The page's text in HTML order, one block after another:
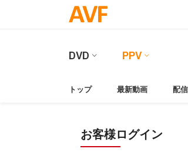
DVD PPV
トップ 最新動画 配
お客様ログイン